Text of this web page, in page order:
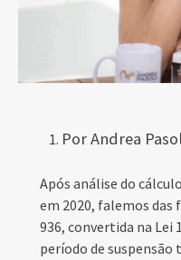
Por Andrea
Após análise do
em 2020, falemos das
936, convertida na Lei
período de